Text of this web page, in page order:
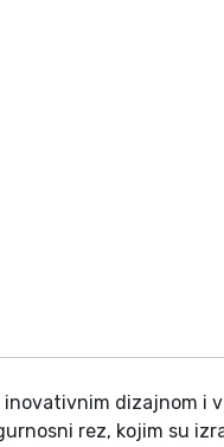
dizajnom i
rez, kojim su